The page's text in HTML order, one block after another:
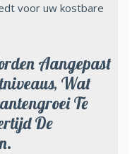
voor uw kostbare
Aangepast
Wat
Te
De